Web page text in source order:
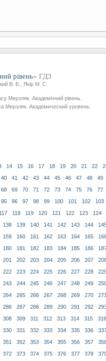
рівень» ГДЗ
В. Б., Якір М. С.
Мерзляк. Академічний рівень.
Мерзляк. Академический уровень.
14 15 16 17 18 19 20 21 22
40 41 42 43 44 45 46 47 48 49
68 69 70 71 72 73 74 75 76 77
95 96 97 98 99 100 101 102 103
117 118 119 120 121 122 123 124
138 139 140 141 142 143 144
159 160 161 162 163 164 165
180 181 182 183 184 185 186
201 202 203 204 205 206 207
222 223 224 225 226 227 228
243 244 245 246 247 248 249
264 265 266 267 268 269 270 271
286 287 288 289 290 291 292
308 309 311 312 313 314 315 316
330 331 332 333 334 335 336
351 352 353 354 355 356 357
372 373 374 375 376 377 378